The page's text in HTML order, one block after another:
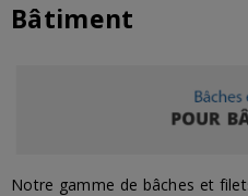
Bâtiment
Notre gamme de bâches et